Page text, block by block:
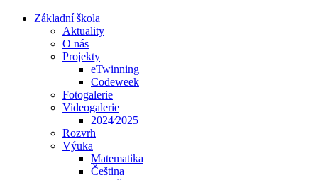
Základní škola
Aktuality
O nás
Projekty
eTwinning
Codeweek
Fotogalerie
Videogalerie
2024⁄2025
Rozvrh
Výuka
Matematika
Čeština